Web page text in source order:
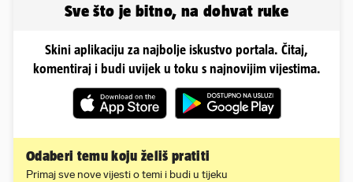
Sve što je bitno, na dohvat ruke
Skini aplikaciju za najbolje iskustvo portala. Čitaj,
komentiraj i budi uvijek u toku s najnovijim vijestima.
Odaberi temu koju želiš pratiti
Primaj sve nove vijesti o temi i budi u tijeku